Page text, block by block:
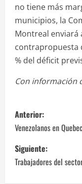
no tiene más
municipios, la
Montreal enviará
contrapropuesta
% del déficit
Con información
N
a
v
e
Anterior:
Venezolanos en
Siguiente:
Trabajadores del